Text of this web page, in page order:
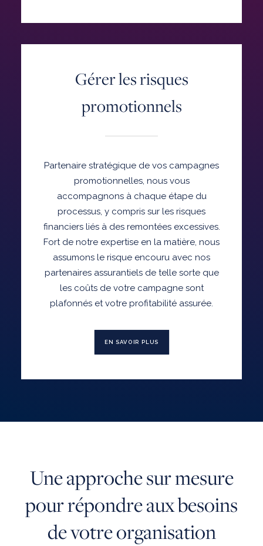
Gérer les risques
promotionnels
Partenaire stratégique de vos campagnes
promotionnelles, nous vous
accompagnons à chaque étape du
processus, y compris sur les risques
financiers liés à des remontées excessives.
Fort de notre expertise en la matière, nous
assumons le risque encouru avec nos
partenaires assurantiels de telle sorte que
les coûts de votre campagne sont
plafonnés et votre profitabilité assurée.
EN SAVOIR PLUS
Une approche sur mesure
pour répondre aux besoins
de votre organisation